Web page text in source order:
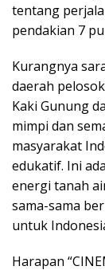
tentang
pendakian 7
Kurangnya
daerah
Kaki Gunung
mimpi dan
masyarakat
edukatif. Ini
energi tanah
sama-sama
untuk
Harapan